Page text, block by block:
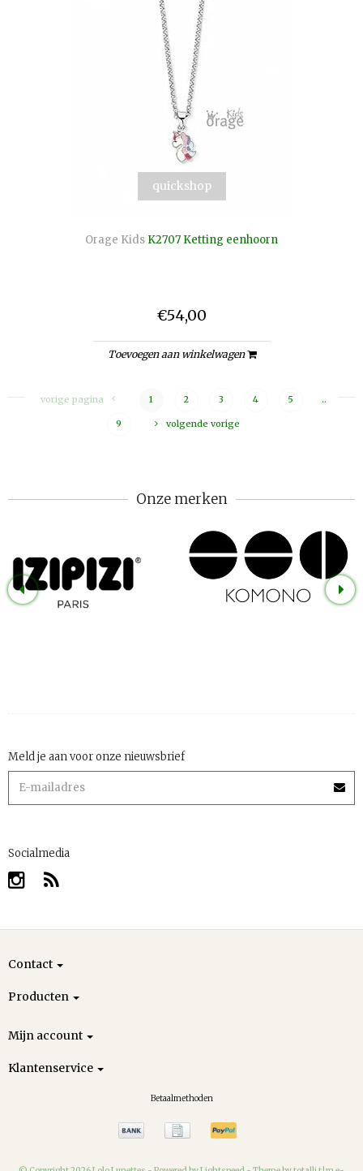
quickshop
Orage Kids K2707 Ketting eenhoorn
€54,00
Toevoegen aan winkelwagen
vorige pagina 1 2 3 4 5 ..
9 volgende vorige
Onze merken
Meld je aan voor onze nieuwsbrief
Socialmedia
Contact
Producten
Mijn account
Klantenservice
Betaalmethoden